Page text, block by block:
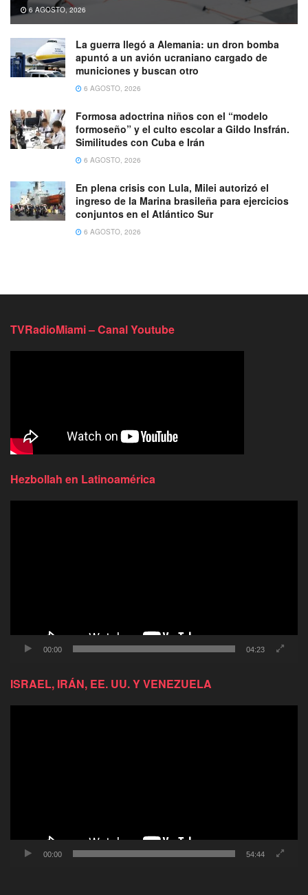
6 AGOSTO, 2026
La guerra llegó a Alemania: un dron bomba
apuntó a un avión ucraniano cargado de
municiones y buscan otro
6 AGOSTO, 2026
Formosa adoctrina niños con el “modelo
formoseño” y el culto escolar a Gildo Insfrán.
Similitudes con Cuba e Irán
6 AGOSTO, 2026
En plena crisis con Lula, Milei autorizó el
ingreso de la Marina brasileña para ejercicios
conjuntos en el Atlántico Sur
6 AGOSTO, 2026
TVRadioMiami – Canal Youtube
Hezbollah en Latinoamérica
00:00 04:23
ISRAEL, IRÁN, EE. UU. Y VENEZUELA
00:00 54:44